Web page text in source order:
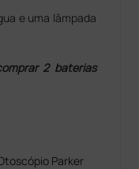
e uma lâmpada
2 baterias
Parker